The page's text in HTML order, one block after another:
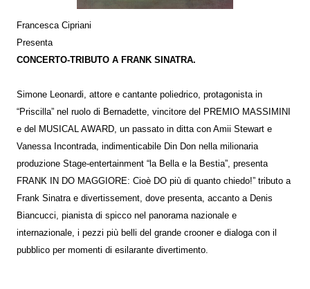
Francesca Cipriani
Presenta
CONCERTO-TRIBUTO A FRANK SINATRA.
Simone Leonardi, attore e cantante poliedrico, protagonista in
“Priscilla” nel ruolo di Bernadette, vincitore del PREMIO MASSIMINI
e del MUSICAL AWARD, un passato in ditta con Amii Stewart e
Vanessa Incontrada, indimenticabile Din Don nella milionaria
produzione Stage-entertainment “la Bella e la Bestia”, presenta
FRANK IN DO MAGGIORE: Cioè DO più di quanto chiedo!” tributo a
Frank Sinatra e divertissement, dove presenta, accanto a Denis
Biancucci, pianista di spicco nel panorama nazionale e
internazionale, i pezzi più belli del grande crooner e dialoga con il
pubblico per momenti di esilarante divertimento.